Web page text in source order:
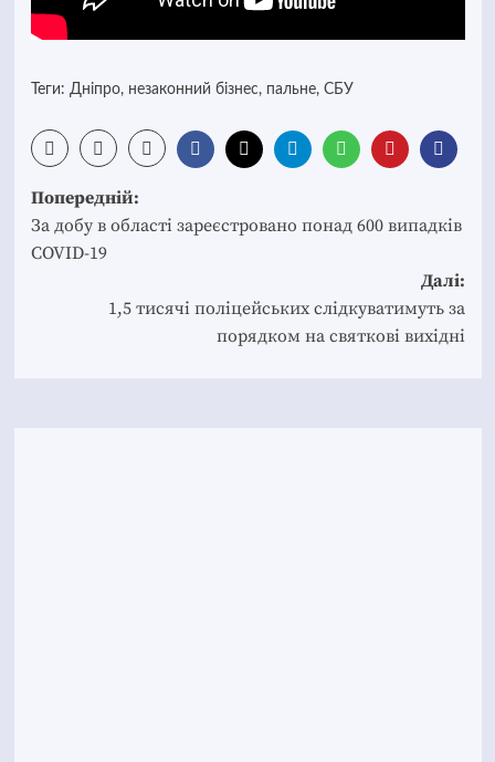
Теги: Дніпро, незаконний бізнес, пальне, СБУ
Post
navigation
Попередній:
За добу в області зареєстровано понад 600 випадків
COVID-19
Далі:
1,5 тисячі поліцейських слідкуватимуть за
порядком на святкові вихідні